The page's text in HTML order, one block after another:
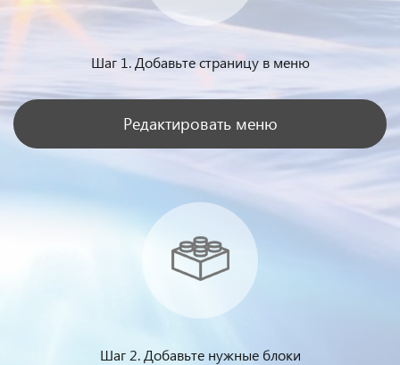
Шаг 1. Добавьте страницу в меню
Редактировать меню
Шаг 2. Добавьте нужные блоки